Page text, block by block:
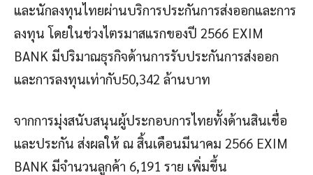
และนักลงทุนไทยผ่านบริการประกันการส่งออกและการ
ลงทุน โดยในช่วงไตรมาสแรกของปี 2566 EXIM
BANK มีปริมาณธุรกิจด้านการรับประกันการส่งออก
และการลงทุนเท่ากับ50,342 ล้านบาท
จากการมุ่งสนับสนุนผู้ประกอบการไทยทั้งด้านสินเชื่อ
และประกัน ส่งผลให้ ณ สิ้นเดือนมีนาคม 2566 EXIM
BANK มีจำนวนลูกค้า 6,191 ราย เพิ่มขึ้น